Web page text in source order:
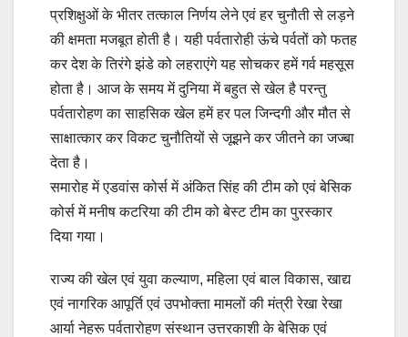
प्रशिक्षुओं के भीतर तत्काल निर्णय लेने एवं हर चुनौती से लड़ने
की क्षमता मजबूत होती है। यही पर्वतारोही ऊंचे पर्वतों को फतह
कर देश के तिरंगे झंडे को लहराएंगे यह सोचकर हमें गर्व महसूस
होता है। आज के समय में दुनिया में बहुत से खेल है परन्तु
पर्वतारोहण का साहसिक खेल हमें हर पल जिन्दगी और मौत से
साक्षात्कार कर विकट चुनौतियों से जूझने कर जीतने का जज्बा
देता है।
समारोह में एडवांस कोर्स में अंकित सिंह की टीम को एवं बेसिक
कोर्स में मनीष कटरिया की टीम को बेस्ट टीम का पुरस्कार
दिया गया।
राज्य की खेल एवं युवा कल्याण, महिला एवं बाल विकास, खाद्य
एवं नागरिक आपूर्ति एवं उपभोक्ता मामलों की मंत्री रेखा रेखा
आर्या नेहरू पर्वतारोहण संस्थान उत्तरकाशी के बेसिक एवं